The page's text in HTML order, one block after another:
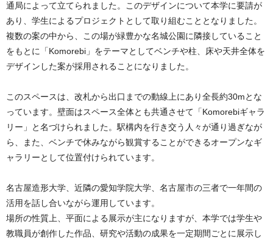
通局によって立てられました。このデザインについて本学に要請が
あり、学生によるプロジェクトとして取り組むこととなりました。
複数の案の中から、この場が緑豊かな名城公園に隣接していること
をもとに「Komorebi」をテーマとしてベンチや柱、床や天井全体を
デザインした案が採用されることになりました。
このスペースは、改札から出口までの動線上にあり全長約30mとな
っています。壁面はスペース全体とも共通させて「Komorebiギャラ
リー」と名づけられました。駅構内を行き交う人々が通り過ぎなが
ら、また、ベンチで休みながら観賞することができるオープンなギ
ャラリーとして位置付けられています。
名古屋造形大学、近隣の愛知学院大学、名古屋市の三者で一年間の
活用を話し合いながら運用しています。
場所の性質上、平面による展示が主になりますが、本学では学生や
教職員が創作した作品、研究や活動の成果を一定期間ごとに展示し